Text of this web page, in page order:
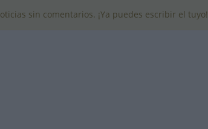
sin comentarios. ¡Ya puedes escribir el tuyo!